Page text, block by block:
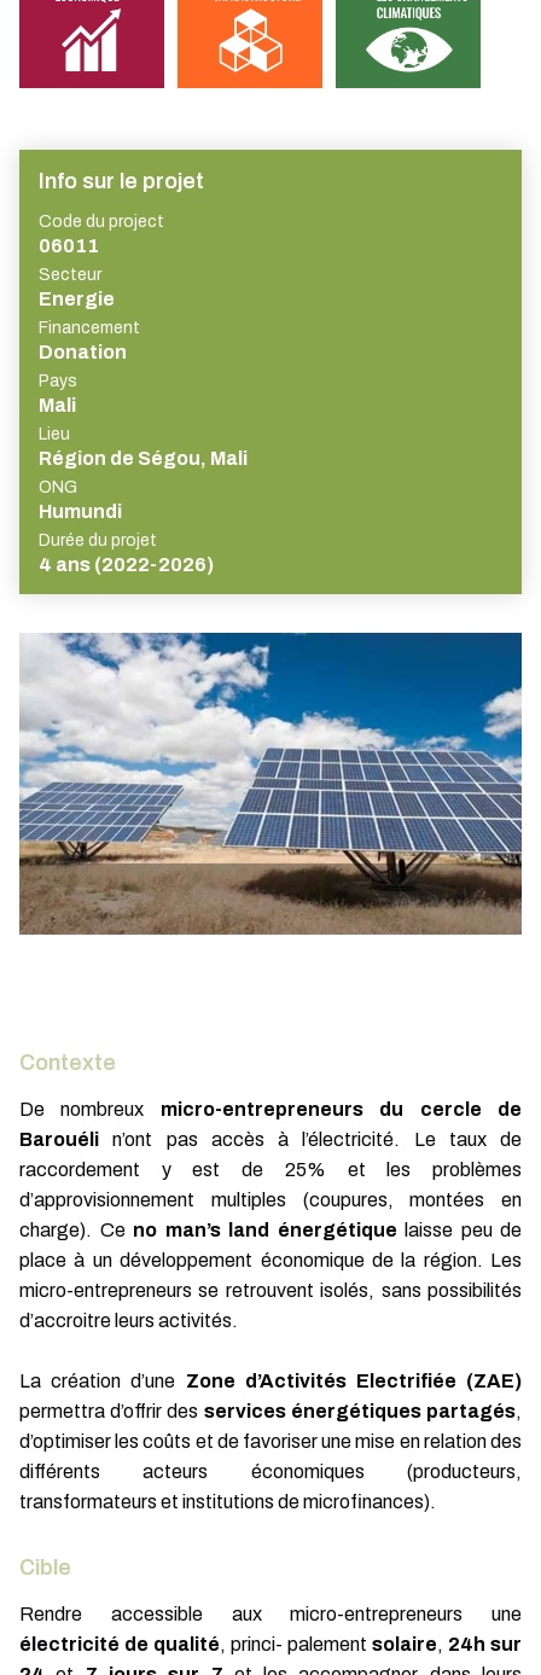
Info sur le projet
Code du project
06011
Secteur
Energie
Financement
Donation
Pays
Mali
Lieu
Région de Ségou, Mali
ONG
Humundi
Durée du projet
4 ans (2022-2026)
Contexte
De nombreux micro-entrepreneurs du cercle de
Barouéli n’ont pas accès à l’électricité. Le taux de
raccordement y est de 25% et les problèmes
d’approvisionnement multiples (coupures, montées en
charge). Ce no man’s land énergétique laisse peu de
place à un développement économique de la région. Les
micro-entrepreneurs se retrouvent isolés, sans possibilités
d’accroitre leurs activités.
La création d’une Zone d’Activités Electrifiée (ZAE)
permettra d’offrir des services énergétiques partagés,
d’optimiser les coûts et de favoriser une mise en relation des
différents acteurs économiques (producteurs,
transformateurs et institutions de microfinances).
Cible
Rendre accessible aux micro-entrepreneurs une
électricité de qualité, princi- palement solaire, 24h sur